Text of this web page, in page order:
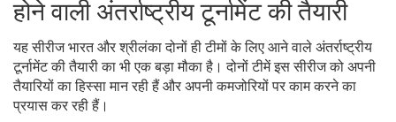
होने वाली अंतर्राष्ट्रीय टूर्नामेंट की तैयारी
यह सीरीज भारत और श्रीलंका दोनों ही टीमों के लिए आने वाले अंतर्राष्ट्रीय
टूर्नामेंट की तैयारी का भी एक बड़ा मौका है। दोनों टीमें इस सीरीज को अपनी
तैयारियों का हिस्सा मान रही हैं और अपनी कमजोरियों पर काम करने का
प्रयास कर रही हैं।